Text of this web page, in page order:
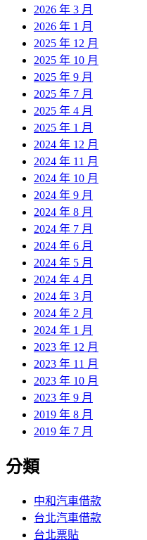
2026 年 3 月
2026 年 1 月
2025 年 12 月
2025 年 10 月
2025 年 9 月
2025 年 7 月
2025 年 4 月
2025 年 1 月
2024 年 12 月
2024 年 11 月
2024 年 10 月
2024 年 9 月
2024 年 8 月
2024 年 7 月
2024 年 6 月
2024 年 5 月
2024 年 4 月
2024 年 3 月
2024 年 2 月
2024 年 1 月
2023 年 12 月
2023 年 11 月
2023 年 10 月
2023 年 9 月
2019 年 8 月
2019 年 7 月
分類
中和汽車借款
台北汽車借款
台北票貼